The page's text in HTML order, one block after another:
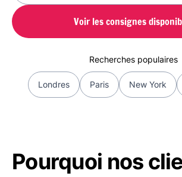
Voir les consignes
Recherches populaires
Londres Paris New York
Pourquoi nos